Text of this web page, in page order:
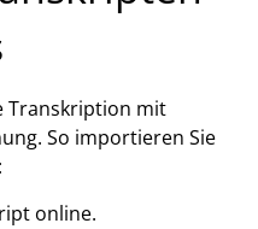
Transkription mit
So importieren Sie
online.